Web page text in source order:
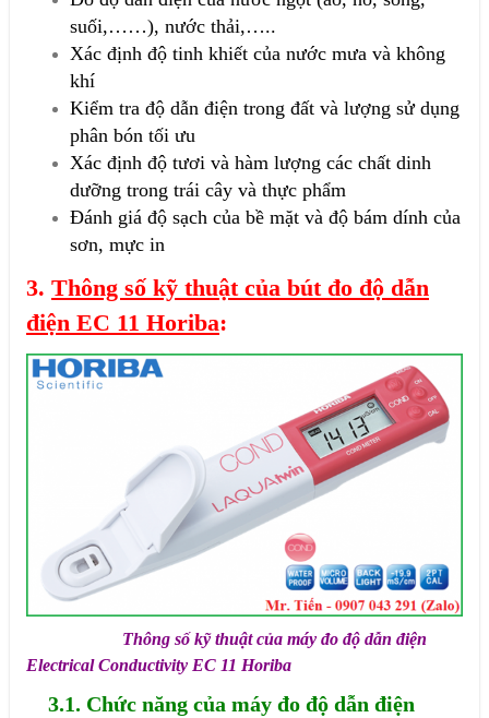
suối,……), nước thải,…..
Xác định độ tinh khiết của nước mưa và không
khí
Kiểm tra độ dẫn điện trong đất và lượng sử dụng
phân bón tối ưu
Xác định độ tươi và hàm lượng các chất dinh
dưỡng trong trái cây và thực phẩm
Đánh giá độ sạch của bề mặt và độ bám dính của
sơn, mực in
3. Thông số kỹ thuật của bút đo độ dẫn
điện EC 11 Horiba:
Thông số kỹ thuật của máy đo độ dẫn điện
Electrical Conductivity EC 11 Horiba
3.1. Chức năng của máy đo độ dẫn điện